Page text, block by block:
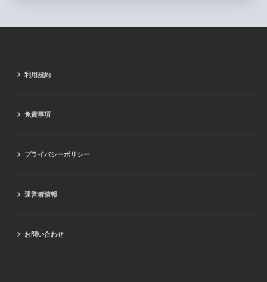
利用規約
免責事項
プライバシーポリシー
運営者情報
お問い合わせ